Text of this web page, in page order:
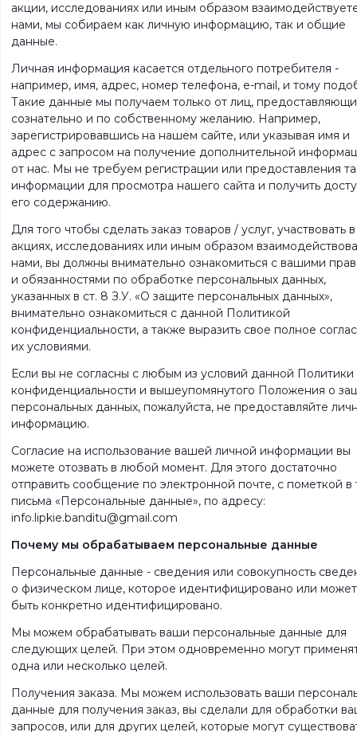
акции, исследованиях или иным образом
нами, мы собираем как личную информацию, так и общие
данные.
Личная информация касается отдельного потребителя -
например, имя, адрес, номер телефона, e-mail, и тому
Такие данные мы получаем только от лиц,
сознательно и по собственному желанию. Например,
зарегистрировавшись на нашем сайте, или указывая имя и
адрес с запросом на получение дополнительной
от нас. Мы не требуем регистрации или предоставления
информации для просмотра нашего сайта и получить
его содержанию.
Для того чтобы сделать заказ товаров / услуг, участвовать в
акциях, исследованиях или иным образом
нами, вы должны внимательно ознакомиться с вашими
и обязанностями по обработке персональных данных,
указанных в ст. 8 З.У. «О защите персональных данных»,
внимательно ознакомиться с данной Политикой
конфиденциальности, а также выразить свое полное
их условиями.
Если вы не согласны с любым из условий данной Политики
конфиденциальности и вышеупомянутого Положения о
персональных данных, пожалуйста, не предоставляйте
информацию.
Согласие на использование вашей личной информации вы
можете отозвать в любой момент. Для этого достаточно
отправить сообщение по электронной почте, с пометкой в
письма «Персональные данные», по адресу:
info.lipkie.banditu@gmail.com
Почему мы обрабатываем персональные данные
Персональные данные - сведения или совокупность
о физическом лице, которое идентифицировано или может
быть конкретно идентифицировано.
Мы можем обрабатывать ваши персональные данные для
следующих целей. При этом одновременно могут
одна или несколько целей.
Получения заказа. Мы можем использовать ваши
данные для получения заказ, вы сделали для обработки
запросов, или для других целей, которые могут